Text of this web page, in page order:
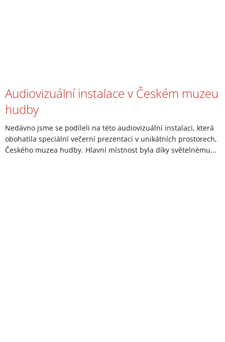
Audiovizuální instalace v Českém muzeu
hudby
Nedávno jsme se podíleli na této audiovizuální instalaci, která
obohatila speciální večerní prezentaci v unikátních prostorech,
Českého muzea hudby. Hlavní místnost byla díky světelnému...